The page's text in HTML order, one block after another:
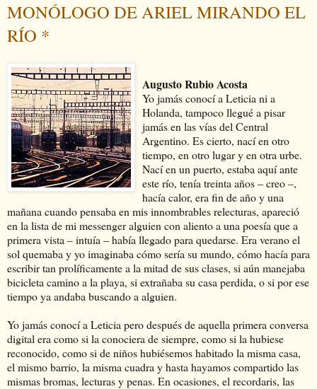
MONÓLOGO DE ARIEL MIRANDO EL
RÍO *
Augusto Rubio Acosta
Yo jamás conocí a Leticia ni a
Holanda, tampoco llegué a pisar
jamás en las vías del Central
Argentino. Es cierto, nací en otro
tiempo, en otro lugar y en otra urbe.
Nací en un puerto, estaba aquí ante
este río, tenía treinta años – creo –,
hacía calor, era fin de año y una
mañana cuando pensaba en mis innombrables relecturas, apareció
en la lista de mi messenger alguien con aliento a una poesía que a
primera vista – intuía – había llegado para quedarse. Era verano el
sol quemaba y yo imaginaba cómo sería su mundo, cómo hacía para
escribir tan prolíficamente a la mitad de sus clases, si aún manejaba
bicicleta camino a la playa, si extrañaba su casa perdida, o si por ese
tiempo ya andaba buscando a alguien.
Yo jamás conocí a Leticia pero después de aquella primera conversa
digital era como si la conociera de siempre, como si la hubiese
reconocido, como si de niños hubiésemos habitado la misma casa,
el mismo barrio, la misma cuadra y hasta hayamos compartido las
mismas bromas, lecturas y penas. En ocasiones, el recordaris, las